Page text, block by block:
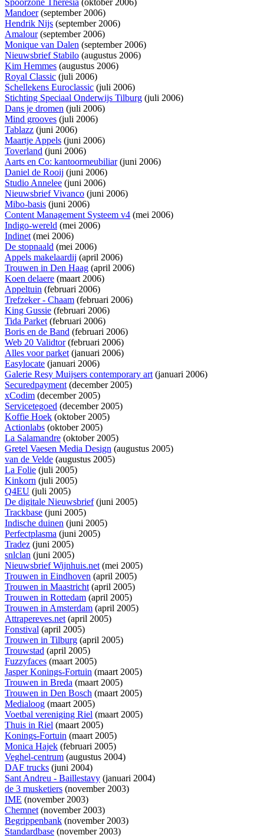
Spoorzone Theresia (oktober 2006)
Mandoer(september 2006)
Hendrik Nijs (september 2006)
Amalour(september 2006)
Monique van Dalen (september 2006)
Nieuwsbrief Stabilo (augustus 2006)
Kim Hemmes (augustus 2006)
Royal Classic (juli 2006)
Schellekens Euroclassic (juli 2006)
Stichting Speciaal Onderwijs Tilburg (juli 2006)
Dans je dromen (juli 2006)
Mind grooves (juli 2006)
Tablazz (juni 2006)
Maartje Appels (juni 2006)
Toverland (juni 2006)
Aarts en Co: kantoormeubiliar(juni 2006)
Daniel de Rooij (juni 2006)
Studio Annelee (juni 2006)
Nieuwsbrief Vivanco (juni 2006)
Mibo-basis (juni 2006)
Content Management Systeem v4 (mei 2006)
Indigo-wereld (mei 2006)
Indinet(mei 2006)
De stopnaald (mei 2006)
Appels makelaardij (april 2006)
Trouwen in Den Haag (april 2006)
Koen delaere (maart 2006)
Appeltuin (februari 2006)
Trefzeker - Chaam (februari 2006)
King Gussie (februari 2006)
Tida Parket(februari 2006)
Boris en de Band (februari 2006)
Web 20 Validtor(februari 2006)
Alles voor parket(januari 2006)
Easylocate (januari 2006)
Galerie Resy Muijsers contemporary art(januari 2006)
Securedpayment(december 2005)
xCodim (december 2005)
Servicetegoed (december 2005)
Koffie Hoek (oktober 2005)
Actionlabs (oktober 2005)
La Salamandre (oktober 2005)
Gretel Vaesen Media Design (augustus 2005)
van de Velde (augustus 2005)
La Folie (juli 2005)
Kinkorn (juli 2005)
Q4EU (juli 2005)
De digitale Nieuwsbrief(juni 2005)
Trackbase (juni 2005)
Indische duinen (juni 2005)
Perfectplasma (juni 2005)
Tradez (juni 2005)
snlclan (juni 2005)
Nieuwsbrief Wijnhuis.net(mei 2005)
Trouwen in Eindhoven (april 2005)
Trouwen in Maastricht(april 2005)
Trouwen in Rottedam (april 2005)
Trouwen in Amsterdam (april 2005)
Attrapereves.net(april 2005)
Fonstival (april 2005)
Trouwen in Tilburg (april 2005)
Trouwstad (april 2005)
Fuzzyfaces (maart 2005)
Jasper Konings-Fortuin (maart 2005)
Trouwen in Breda (maart 2005)
Trouwen in Den Bosch (maart 2005)
Medialoog (maart 2005)
Voetbal vereniging Riel (maart 2005)
Thuis in Riel (maart 2005)
Konings-Fortuin (maart 2005)
Monica Hajek (februari 2005)
Veghel-centrum (augustus 2004)
DAF trucks (juni 2004)
Sant Andreu - Baillestavy (januari 2004)
de 3 musketiers (november 2003)
IME (november 2003)
Chemnet(november 2003)
Begrippenbank (november 2003)
Standardbase (november 2003)